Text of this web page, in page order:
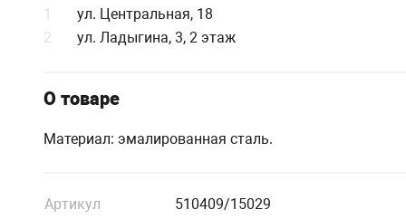
1
ул. Центральная, 18
2
ул. Ладыгина, 3, 2 этаж
О товаре
Материал: эмалированная сталь.
Артикул
510409/15029